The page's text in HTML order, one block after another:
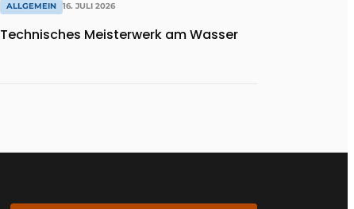
ALLGEMEIN 16. JULI 2026
Technisches Meisterwerk am Wasser